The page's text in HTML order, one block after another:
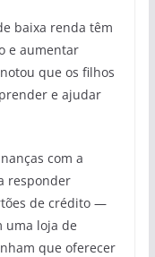
baixa renda têm
e aumentar
que os filhos
e ajudar
com a
responder
de crédito —
uma loja de
que oferecer